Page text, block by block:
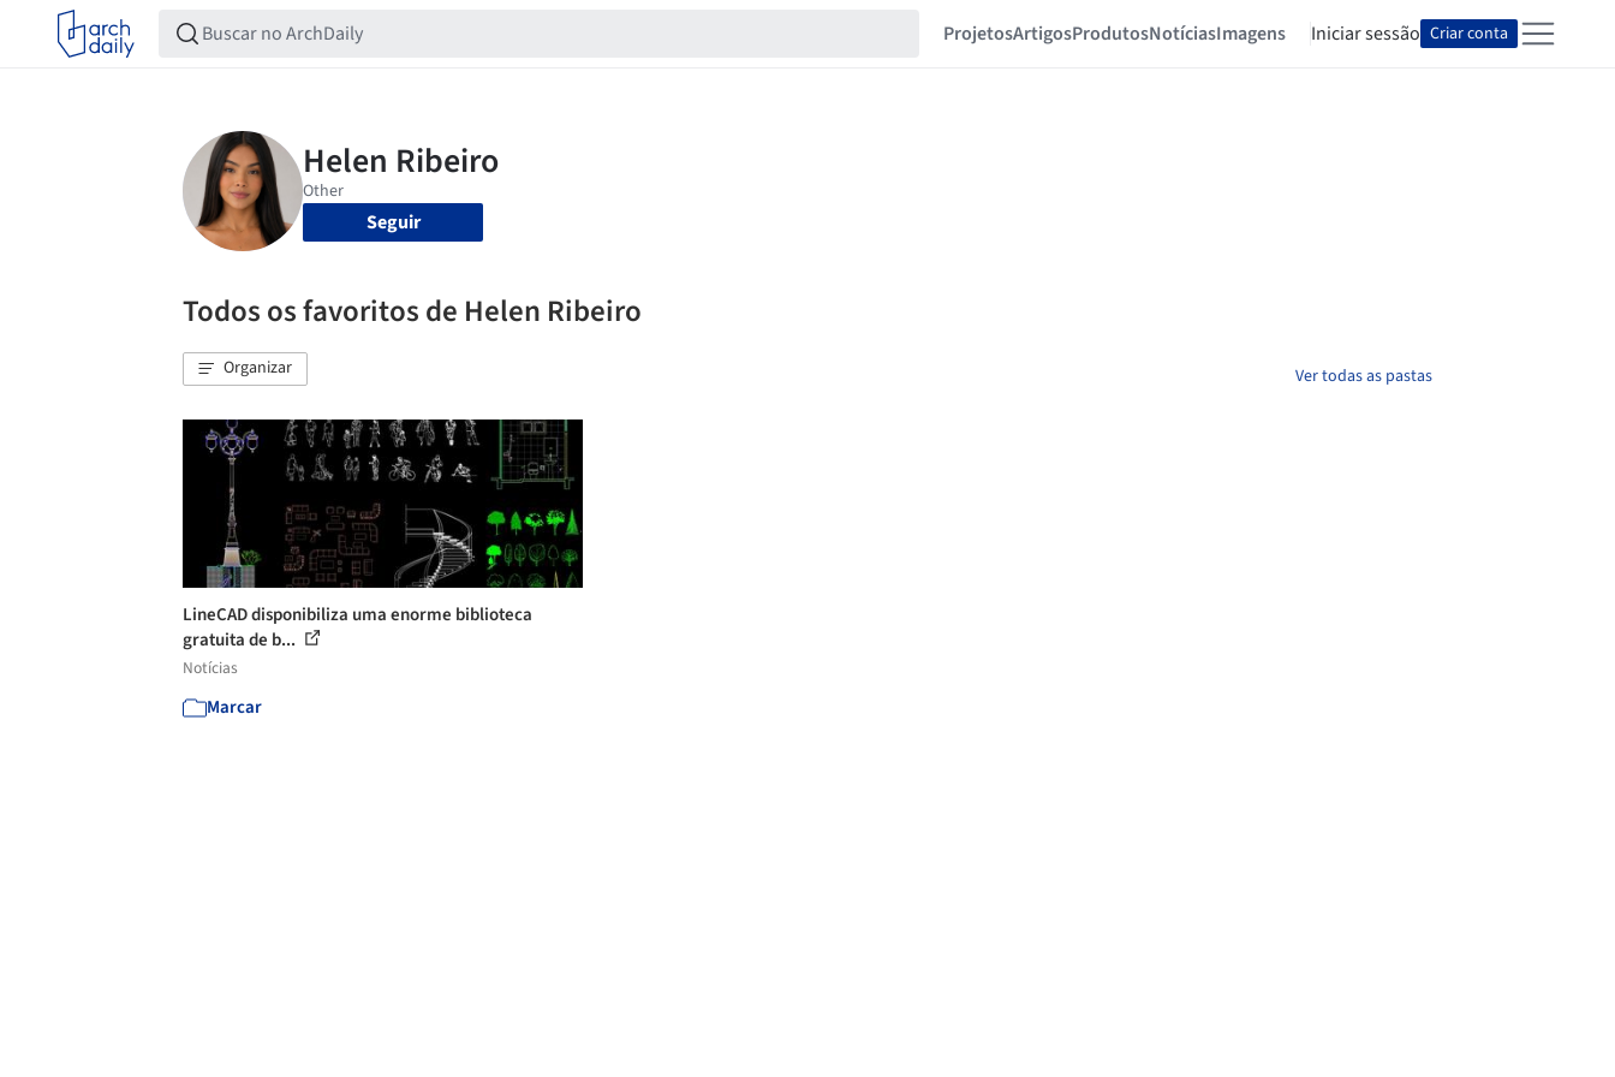
ProjetosArtigosProdutosNotíciasImagens Iniciar sessão Criar conta
Seguir
Todos os favoritos de Helen Ribeiro
Organizar Ver todas as pastas
LineCAD disponibiliza uma enorme biblioteca
gratuita de b...
Notícias
Marcar